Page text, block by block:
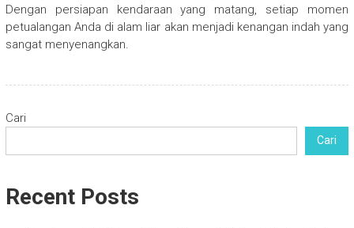
Dengan persiapan kendaraan yang matang, setiap momen
petualangan Anda di alam liar akan menjadi kenangan indah yang
sangat menyenangkan.
Cari
Cari
Recent Posts